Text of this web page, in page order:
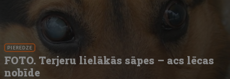
PIEREDZE
FOTO. Terjeru lielākās sāpes – acs lēcas
nobīde